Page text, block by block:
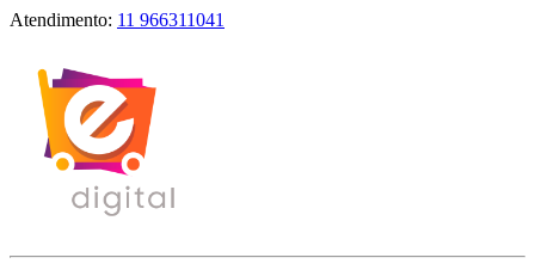
Atendimento: 11 966311041